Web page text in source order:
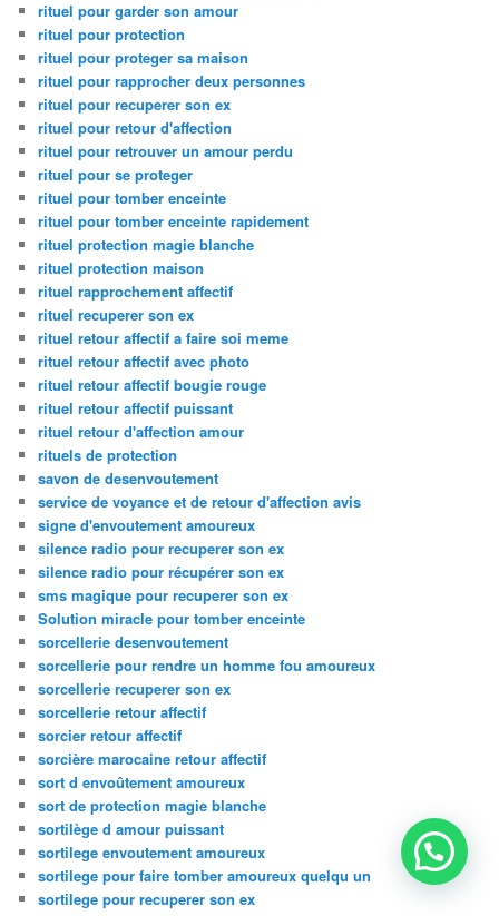
rituel pour garder son amour
rituel pour protection
rituel pour proteger sa maison
rituel pour rapprocher deux personnes
rituel pour recuperer son ex
rituel pour retour d'affection
rituel pour retrouver un amour perdu
rituel pour se proteger
rituel pour tomber enceinte
rituel pour tomber enceinte rapidement
rituel protection magie blanche
rituel protection maison
rituel rapprochement affectif
rituel recuperer son ex
rituel retour affectif a faire soi meme
rituel retour affectif avec photo
rituel retour affectif bougie rouge
rituel retour affectif puissant
rituel retour d'affection amour
rituels de protection
savon de desenvoutement
service de voyance et de retour d'affection avis
signe d'envoutement amoureux
silence radio pour recuperer son ex
silence radio pour récupérer son ex
sms magique pour recuperer son ex
Solution miracle pour tomber enceinte
sorcellerie desenvoutement
sorcellerie pour rendre un homme fou amoureux
sorcellerie recuperer son ex
sorcellerie retour affectif
sorcier retour affectif
sorcière marocaine retour affectif
sort d envoûtement amoureux
sort de protection magie blanche
sortilège d amour puissant
sortilege envoutement amoureux
sortilege pour faire tomber amoureux quelqu un
sortilege pour recuperer son ex